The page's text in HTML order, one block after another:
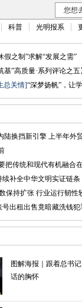
您想
科普 光明报系